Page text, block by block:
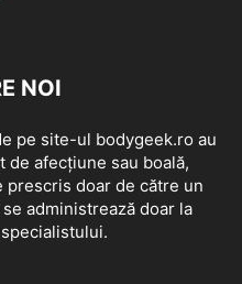
NOI
pe site-ul bodygeek.ro au
de afecțiune sau boală,
doar de către un
administrează doar la